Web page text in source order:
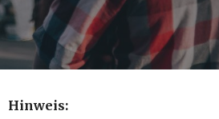
Hinweis: